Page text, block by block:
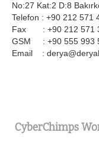
No:27 Kat:2 D:8
Telefon : +90 212 571
Fax : +90 212 571
GSM : +90 555 993
Email :
CyberChimps